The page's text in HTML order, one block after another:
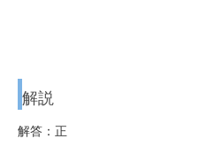
解説
解答：正